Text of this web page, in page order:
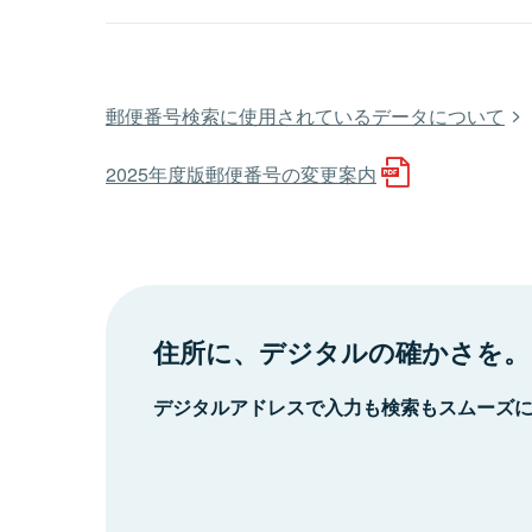
郵便番号検索に使用されているデータについて
2025年度版郵便番号の変更案内
住所に、デジタルの確かさを。
デジタルアドレスで入力も検索もスムーズ